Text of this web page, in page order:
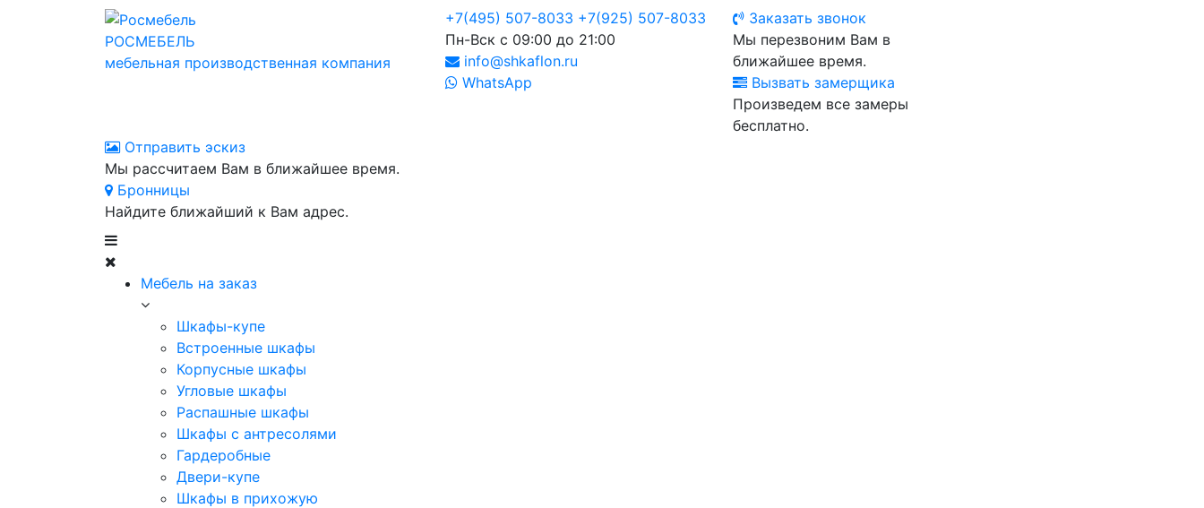
РОСМЕБЕЛЬ
мебельная производственная компания
+7(495) 507-8033 +7(925) 507-8033
Пн-Вск с 09:00 до 21:00
info@shkaflon.ru
WhatsApp
Заказать звонок
Мы перезвоним Вам в
ближайшее время.
Вызвать замерщика
Произведем все замеры
бесплатно.
Отправить эскиз
Мы рассчитаем Вам в ближайшее время.
Бронницы
Найдите ближайший к Вам адрес.
Мебель на заказ
Шкафы-купе
Встроенные шкафы
Корпусные шкафы
Угловые шкафы
Распашные шкафы
Шкафы с антресолями
Гардеробные
Двери-купе
Шкафы в прихожую